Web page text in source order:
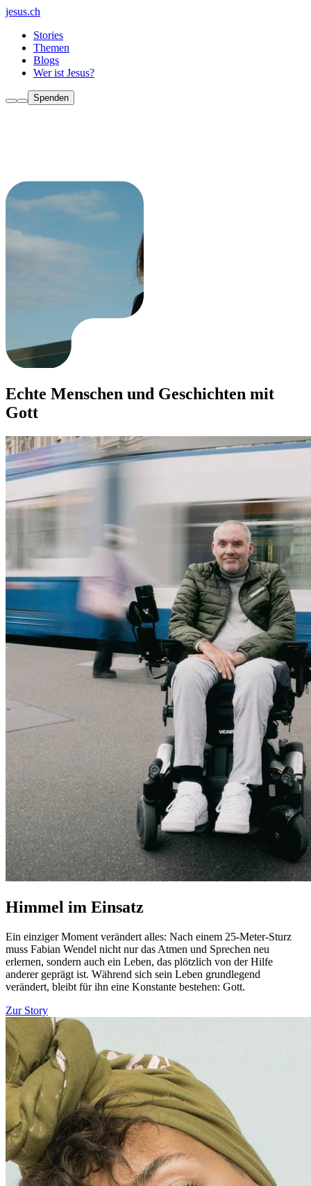
jesus.ch
Stories
Themen
Blogs
Wer ist Jesus?
Spenden
Echte Menschen und Geschichten mit
Gott
Himmel im Einsatz
Ein einziger Moment verändert alles: Nach einem 25-Meter-Sturz
muss Fabian Wendel nicht nur das Atmen und Sprechen neu
erlernen, sondern auch ein Leben, das plötzlich von der Hilfe
anderer geprägt ist. Während sich sein Leben grundlegend
verändert, bleibt für ihn eine Konstante bestehen: Gott.
Zur Story